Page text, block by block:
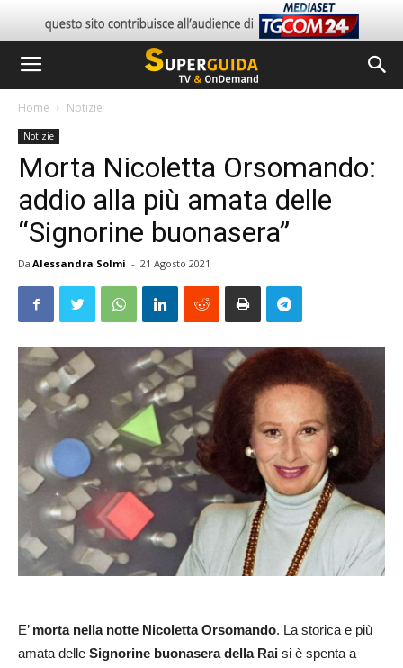
Home Notizie
Notizie
Morta Nicoletta Orsomando:
addio alla più amata delle
“Signorine buonasera”
Da Alessandra Solmi - 21 Agosto 2021
E’ morta nella notte Nicoletta Orsomando. La storica e più
amata delle Signorine buonasera della Rai si è spenta a